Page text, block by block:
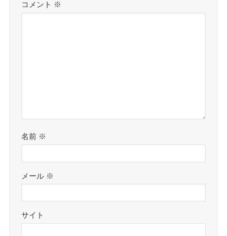
コメント ※
名前 ※
メール ※
サイト